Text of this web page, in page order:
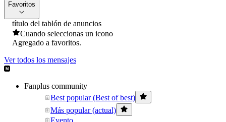
Favoritos
título del tablón de anuncios
Cuando seleccionas un icono
Agregado a favoritos.
Ver todos los mensajes
Fanplus community
Best popular (Best of best)
Más popular (actual)
Evento